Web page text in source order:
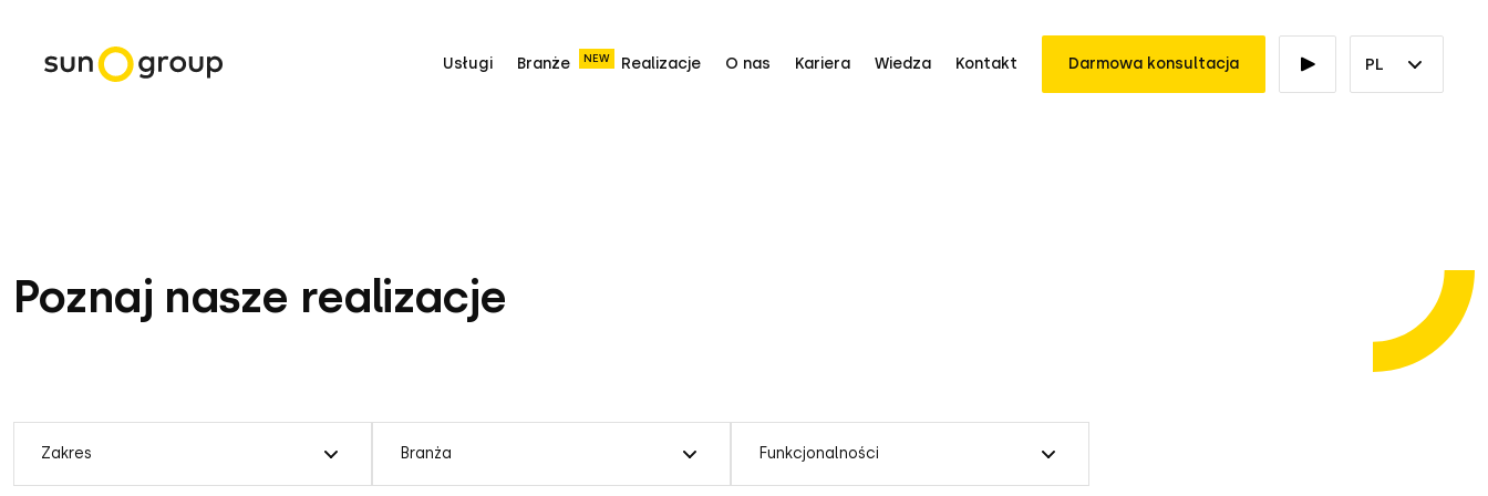
Usługi Branże NEW Realizacje O nas Kariera Wiedza Kontakt Darmowa konsultacja PL
Poznaj nasze realizacje
Zakres Branża Funkcjonalności